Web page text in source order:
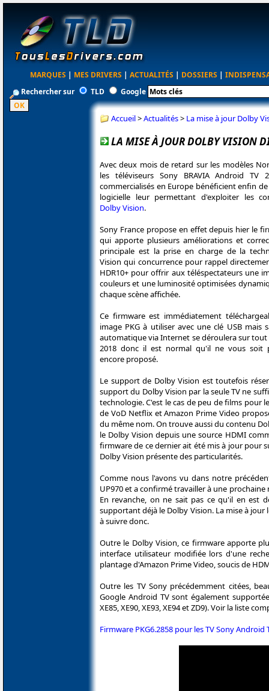
MARQUES | MES DRIVERS | ACTUALITÉS | DOSSIERS |
Rechercher sur
TLD Google
Accueil>Actualités> La mise à jour Dolby
LA MISE À JOUR DOLBY VISION
Avec deux mois de retard sur les modèles
les téléviseurs Sony BRAVIA Android TV
commercialisés en Europe bénéficient enfin
logicielle leur permettant d'exploiter les
Dolby Vision.
Sony France propose en effet depuis hier le
qui apporte plusieurs améliorations et
principale est la prise en charge de la
Vision qui concurrence pour rappel
HDR10+ pour offrir aux téléspectateurs une
couleurs et une luminosité optimisées
chaque scène affichée.
Ce firmware est immédiatement
image PKG à utiliser avec une clé USB mais
automatique via Internet se déroulera sur tout
2018 donc il est normal qu'il ne vous soit
encore proposé.
Le support de Dolby Vision est toutefois
support du Dolby Vision par la seule TV ne
technologie. C'est le cas de peu de films pour
de VoD Netflix et Amazon Prime Video
du même nom. On trouve aussi du contenu
le Dolby Vision depuis une source HDMI
firmware de ce dernier ait été mis à jour pour
Dolby Vision présente des particularités.
Comme nous l'avons vu dans notre
UP970 et a confirmé travailler à une prochaine
En revanche, on ne sait pas ce qu'il en est
supportant déjà le Dolby Vision. La mise à jour
à suivre donc.
Outre le Dolby Vision, ce firmware apporte
interface utilisateur modifiée lors d'une
plantage d'Amazon Prime Video, soucis de
Outre les TV Sony précédemment citées,
Google Android TV sont également
XE85, XE90, XE93, XE94 et ZD9). Voir la liste
Firmware PKG6.2858 pour les TV Sony Android